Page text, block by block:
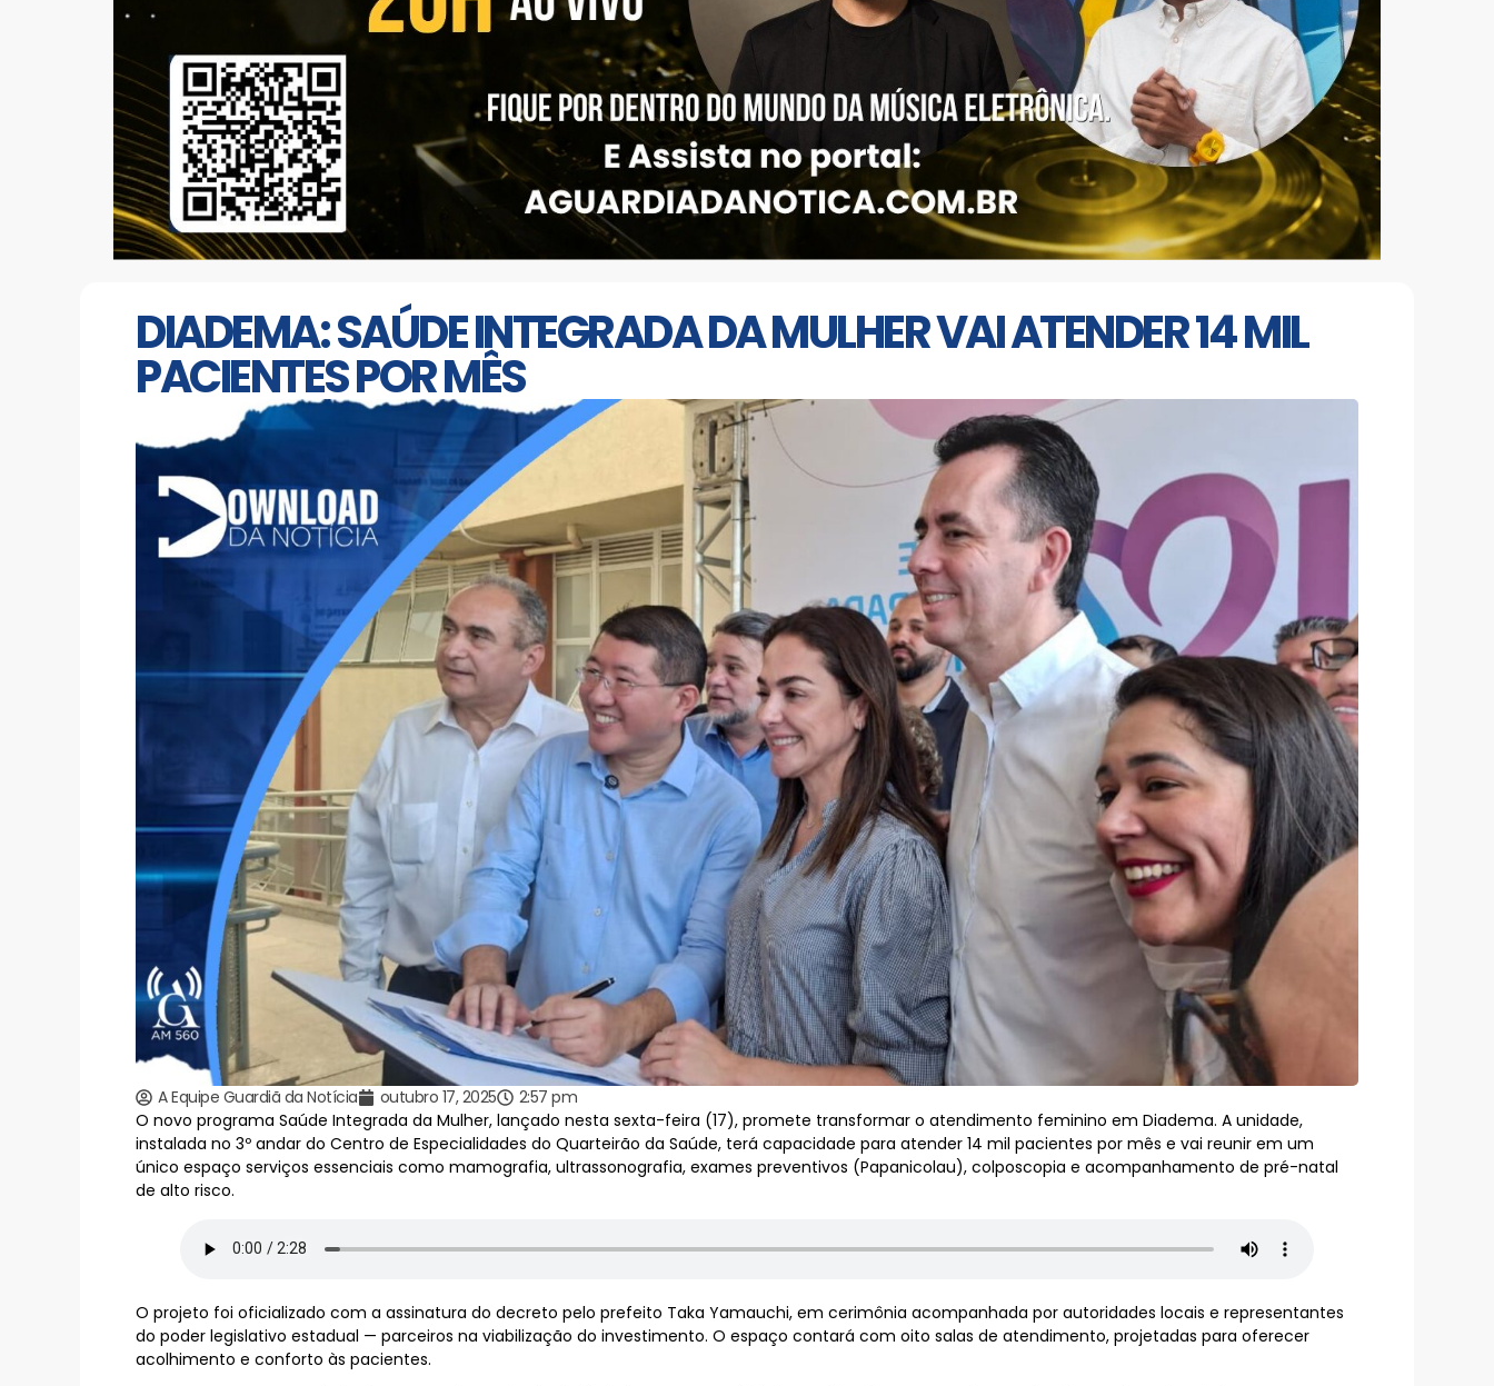
DIADEMA: SAÚDE INTEGRADA DA MULHER VAI ATENDER 14 MIL
PACIENTES POR MÊS
A Equipe Guardiã da Notícia outubro 17, 2025
2:57 pm
O novo programa Saúde Integrada da Mulher, lançado nesta sexta-feira (17), promete transformar o atendimento feminino em Diadema. A unidade,
instalada no 3º andar do Centro de Especialidades do Quarteirão da Saúde, terá capacidade para atender 14 mil pacientes por mês e vai reunir em um
único espaço serviços essenciais como mamografia, ultrassonografia, exames preventivos (Papanicolau), colposcopia e acompanhamento de pré-natal
de alto risco.
O projeto foi oficializado com a assinatura do decreto pelo prefeito Taka Yamauchi, em cerimônia acompanhada por autoridades locais e representantes
do poder legislativo estadual — parceiros na viabilização do investimento. O espaço contará com oito salas de atendimento, projetadas para oferecer
acolhimento e conforto às pacientes.